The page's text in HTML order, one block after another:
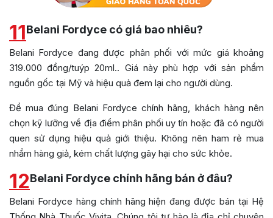
11Belani Fordyce có giá bao nhiêu?
Belani Fordyce đang được phân phối với mức giá khoảng
319.000 đồng/tuýp 20ml.. Giá này phù hợp với sản phẩm
nguồn gốc tại Mỹ và hiệu quả đem lại cho người dùng.
Để mua đúng Belani Fordyce chính hãng, khách hàng nên
chọn kỹ lưỡng về địa điểm phân phối uy tín hoặc đã có người
quen sử dụng hiệu quả giới thiệu. Không nên ham rẻ mua
nhầm hàng giả, kém chất lượng gây hại cho sức khỏe.
12Belani Fordyce chính hãng bán ở đâu?
Belani Fordyce hàng chính hãng hiện đang được bán tại Hệ